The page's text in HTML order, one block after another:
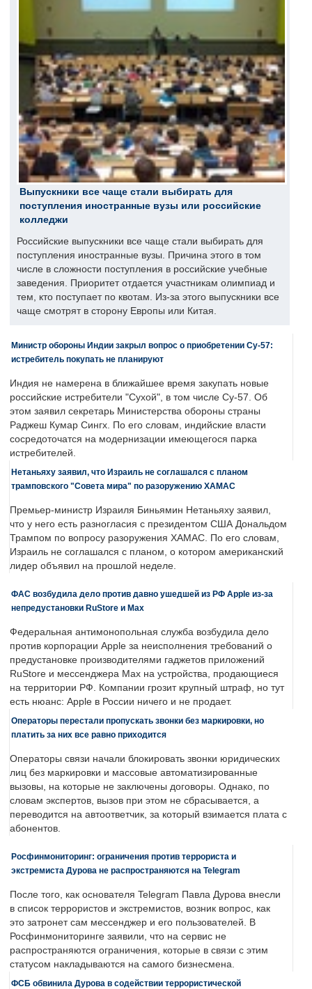
Выпускники все чаще стали выбирать для
поступления иностранные вузы или российские
колледжи
Российские выпускники все чаще стали выбирать для
поступления иностранные вузы. Причина этого в том
числе в сложности поступления в российские учебные
заведения. Приоритет отдается участникам олимпиад и
тем, кто поступает по квотам. Из-за этого выпускники все
чаще смотрят в сторону Европы или Китая.
Министр обороны Индии закрыл вопрос о приобретении Су-57:
истребитель покупать не планируют
Индия не намерена в ближайшее время закупать новые
российские истребители "Сухой", в том числе Су-57. Об
этом заявил секретарь Министерства обороны страны
Раджеш Кумар Сингх. По его словам, индийские власти
сосредоточатся на модернизации имеющегося парка
истребителей.
Нетаньяху заявил, что Израиль не соглашался с планом
трамповского "Совета мира" по разоружению ХАМАС
Премьер-министр Израиля Биньямин Нетаньяху заявил,
что у него есть разногласия с президентом США Дональдом
Трампом по вопросу разоружения ХАМАС. По его словам,
Израиль не соглашался с планом, о котором американский
лидер объявил на прошлой неделе.
ФАС возбудила дело против давно ушедшей из РФ Apple из-за
непредустановки RuStore и Max
Федеральная антимонопольная служба возбудила дело
против корпорации Apple за неисполнения требований о
предустановке производителями гаджетов приложений
RuStore и мессенджера Max на устройства, продающиеся
на территории РФ. Компании грозит крупный штраф, но тут
есть нюанс: Apple в России ничего и не продает.
Операторы перестали пропускать звонки без маркировки, но
платить за них все равно приходится
Операторы связи начали блокировать звонки юридических
лиц без маркировки и массовые автоматизированные
вызовы, на которые не заключены договоры. Однако, по
словам экспертов, вызов при этом не сбрасывается, а
переводится на автоответчик, за который взимается плата с
абонентов.
Росфинмониторинг: ограничения против террориста и
экстремиста Дурова не распространяются на Telegram
После того, как основателя Telegram Павла Дурова внесли
в список террористов и экстремистов, возник вопрос, как
это затронет сам мессенджер и его пользователей. В
Росфинмониторинге заявили, что на сервис не
распространяются ограничения, которые в связи с этим
статусом накладываются на самого бизнесмена.
ФСБ обвинила Дурова в содействии террористической